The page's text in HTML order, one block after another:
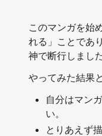
このマンガを始
れる」ことであ
神で断行しました
やってみた結果
自分はマン
い。
とりあえず